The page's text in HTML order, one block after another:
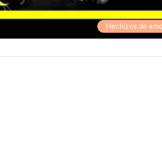
Hechizos de